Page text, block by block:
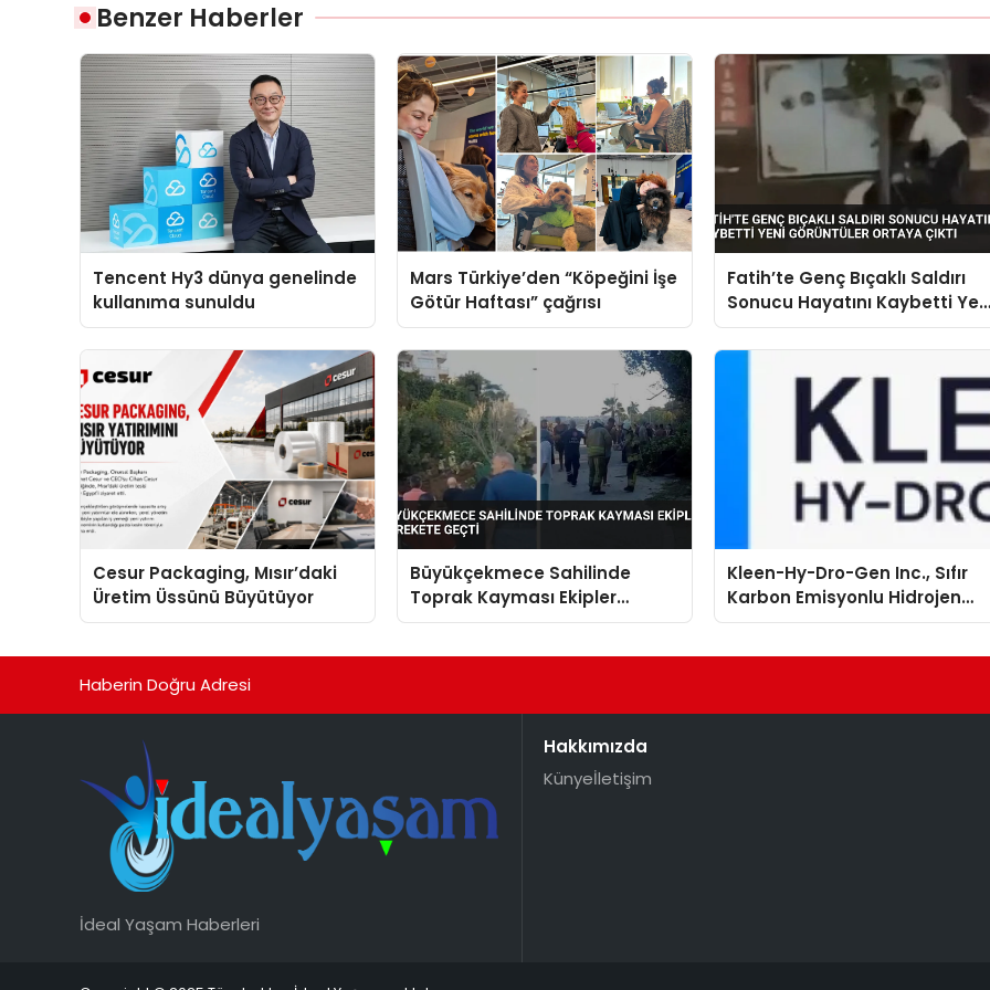
Benzer Haberler
Tencent Hy3 dünya genelinde
kullanıma sunuldu
Mars Türkiye’den “Köpeğini İşe
Götür Haftası” çağrısı
Fatih’te Genç Bıçaklı Saldırı
Sonucu Hayatını Kaybetti
Görüntüler Ortaya Çıktı
Cesur Packaging, Mısır’daki
Üretim Üssünü Büyütüyor
Büyükçekmece Sahilinde
Toprak Kayması Ekipler
Harekete Geçti
Kleen-Hy-Dro-Gen Inc., Sıfır
Karbon Emisyonlu Hidrojen
Isıtma Teknolojisinde ISO ve
Haberin Doğru Adresi
İdeal Yaşam Haberleri
Hakkımızda
Künyeİletişim